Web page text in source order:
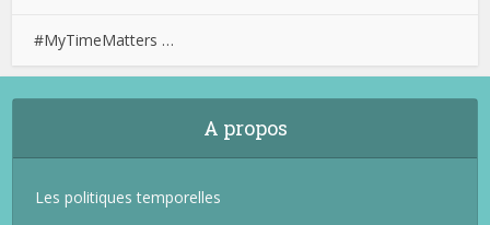
#MyTimeMatters …
A propos
Les politiques temporelles